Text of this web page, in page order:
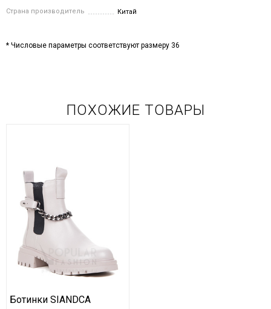
Страна производитель Китай
* Числовые параметры соответствуют размеру 36
ПОХОЖИЕ ТОВАРЫ
Ботинки SIANDCA